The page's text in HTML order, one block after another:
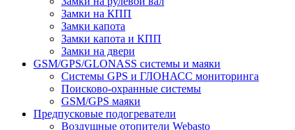
Замки на КПП
Замки капота
Замки капота и КПП
Замки на двери
GSM/GPS/GLONASS системы и маяки
Системы GPS и ГЛОНАСС мониторинга
Поисково-охранные системы
GSM/GPS маяки
Предпусковые подогреватели
Воздушные отопители Webasto